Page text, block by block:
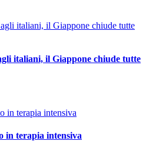
italiani, il Giappone chiude tutte
in terapia intensiva